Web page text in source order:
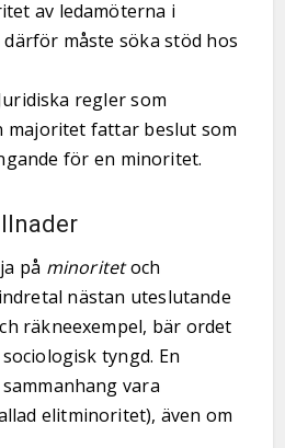
av ledamöterna i
måste söka stöd hos
regler som
fattar beslut som
för en minoritet.
på minoritetoch
nästan uteslutande
räkneexempel, bär ordet
tyngd. En
vara
elitminoritet), även om